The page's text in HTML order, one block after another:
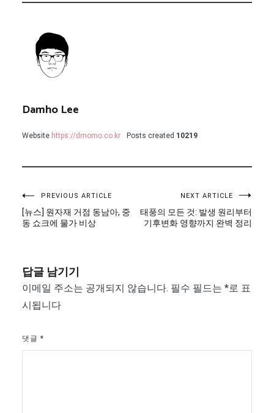
Damho Lee
Website https://dmomo.co.kr Posts created 10219
글
탐
PREVIOUS ARTICLE
[뉴스] 원자재 거점 동남아, 중
동 쇼크에 물가 비상
NEXT ARTICLE
태풍의 모든 것: 발생 원리부터
기후변화 영향까지 완벽 정리
답글 남기기
이메일 주소는 공개되지 않습니다. 필수 필드는 *로 표
시됩니다
댓글 *